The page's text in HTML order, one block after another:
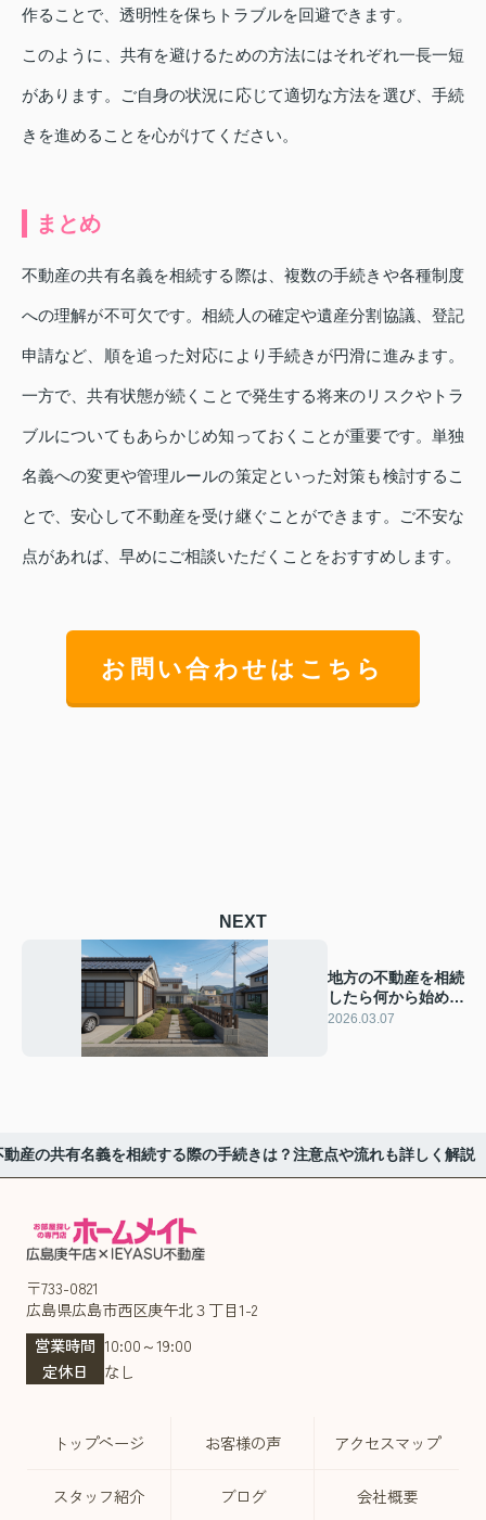
作ることで、透明性を保ちトラブルを回避できます。
このように、共有を避けるための方法にはそれぞれ一長一短
があります。ご自身の状況に応じて適切な方法を選び、手続
きを進めることを心がけてください。
まとめ
不動産の共有名義を相続する際は、複数の手続きや各種制度
への理解が不可欠です。相続人の確定や遺産分割協議、登記
申請など、順を追った対応により手続きが円滑に進みます。
一方で、共有状態が続くことで発生する将来のリスクやトラ
ブルについてもあらかじめ知っておくことが重要です。単独
名義への変更や管理ルールの策定といった対策も検討するこ
とで、安心して不動産を受け継ぐことができます。ご不安な
点があれば、早めにご相談いただくことをおすすめします。
お問い合わせはこちら
NEXT
地方の不動産を相続
したら何から始め
る？売却や手続きの
2026.03.07
動産の共有名義を相続する際の手続きは？注意点や流れも詳しく解説
〒733-0821
広島県広島市西区庚午北３丁目1-2
営業時間 10:00～19:00
定休日
なし
トップページ お客様の声 アクセスマップ
スタッフ紹介 ブログ 会社概要